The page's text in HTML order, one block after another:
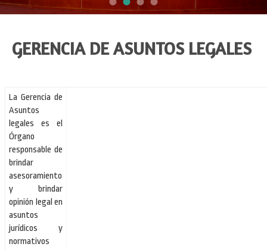
GERENCIA DE ASUNTOS LEGALES
La Gerencia de
Asuntos
legales es el
Órgano
responsable de
brindar
asesoramiento
y brindar
opinión legal en
asuntos
jurídicos y
normativos